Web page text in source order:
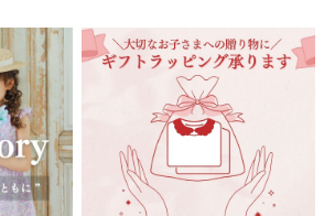
店舗詳細へ
名古屋栄 三越
東武百貨店 船橋店
子供服売場
【開催期間】
2026.08.1 ～ 2026.08.31